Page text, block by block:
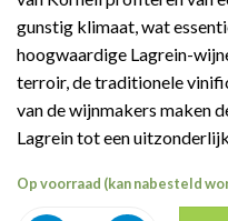
gunstig klimaat, wat
hoogwaardige Lagrein-
terroir, de traditionele
van de wijnmakers maken
Lagrein tot een
Op voorraad (kan nabesteld